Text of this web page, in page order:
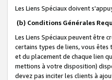
Les Liens Spéciaux doivent
(b) Conditions Générales
Les Liens Spéciaux peuvent être
certains types de liens, vous
et du placement de chaque lien
mettions à votre disposition)
devez pas inciter les clients à